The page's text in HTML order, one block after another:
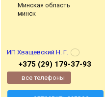
Минская область
минск
ИП Хващевский Н. Г.
+375 (29) 179-37-93
все телефоны